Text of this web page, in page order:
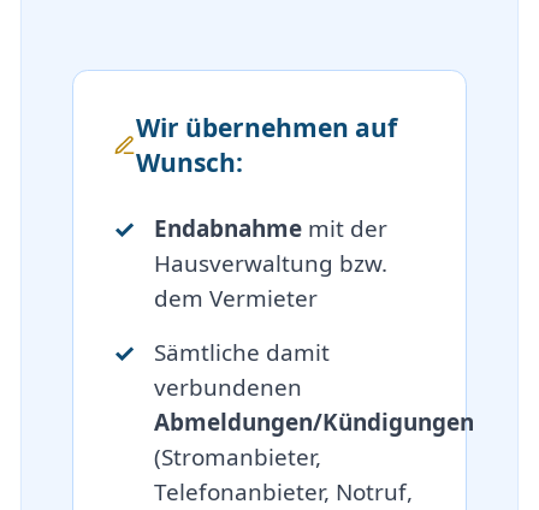
Wir übernehmen auf
Wunsch:
Endabnahmemit der
Hausverwaltung bzw.
dem Vermieter
Sämtliche damit
verbundenen
Abmeldungen/Kündigungen
(Stromanbieter,
Telefonanbieter, Notruf,